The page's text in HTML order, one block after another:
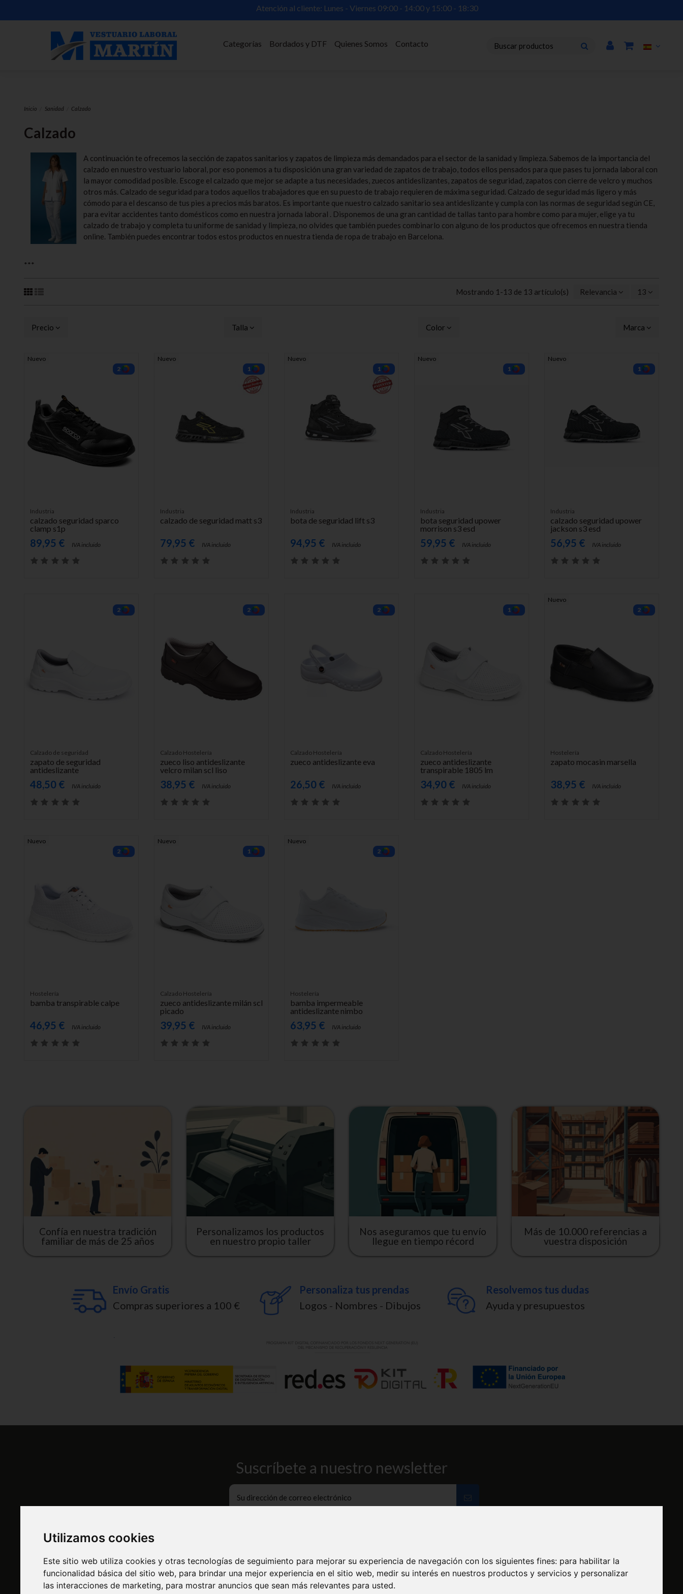
Utilizamos cookies
Este sitio web utiliza cookies y otras tecnologías de seguimiento para mejorar su experiencia de navegación con los siguientes fines: para habilitar la
funcionalidad básica del sitio web, para brindar una mejor experiencia en el sitio web, medir su interés en nuestros productos y servicios y personalizar
las interacciones de marketing, para mostrar anuncios que sean más relevantes para usted.
Contáctanos llamando al93 408 47 05
Categorías Bordados y DTF Quienes Somos Contacto
Inicio Sanidad Calzado
Calzado
A continuación te ofrecemos la sección de zapatos sanitarios y zapatos de limpieza más demandados para el sector de la sanidad y limpieza. Sabemos de la importancia del
calzado en nuestro vestuario laboral, por eso ponemos a tu disposición una gran variedad de zapatos de trabajo, todos ellos pensados para que pases tu jornada laboral con
la mayor comodidad posible. Escoge el calzado que mejor se adapte a tus necesidades, zuecos antideslizantes, zapatos de seguridad, zapatos con cierre de velcro y muchos
otros más. Calzado de seguridad para todos aquellos trabajadores que en su puesto de trabajo requieren de máxima seguridad. Calzado de seguridad más ligero y más
cómodo para el descanso de tus pies a precios más baratos. Es importante que nuestro calzado sanitario sea antideslizante y cumpla con las normas de seguridad según CE,
para evitar accidentes tanto domésticos como en nuestra jornada laboral . Disponemos de una gran cantidad de tallas tanto para hombre como para mujer, elige ya tu
calzado de trabajo y completa tu uniforme de sanidad y limpieza, no olvides que también puedes combinarlo con alguno de los productos que ofrecemos en nuestra tienda
online. También puedes encontrar todos estos productos en nuestra tienda de ropa de trabajo en Barcelona.
***
Mostrando 1-13 de 13 artículo(s) Relevancia 13
Precio Talla Color Marca
2
Nuevo
Industria
calzado seguridad sparco
clamp s1p
89,95 € IVA incluido
1
Nuevo
Industria
calzado de seguridad matt s3
79,95 € IVA incluido
1
Nuevo
Industria
bota de seguridad lift s3
94,95 € IVA incluido
1
Nuevo
Industria
bota seguridad upower
morrison s3 esd
59,95 € IVA incluido
1
Nuevo
Industria
calzado seguridad upower
jackson s3 esd
56,95 € IVA incluido
2
Calzado de seguridad
zapato de seguridad
antideslizante
48,50 € IVA incluido
2
Calzado Hostelería
zueco liso antideslizante
velcro milan scl liso
38,95 € IVA incluido
2
Calzado Hostelería
zueco antideslizante eva
26,50 € IVA incluido
1
Calzado Hostelería
zueco antideslizante
transpirable 1805 lm
34,90 € IVA incluido
2
Nuevo
Hostelería
zapato mocasin marsella
38,95 € IVA incluido
2
Nuevo
Hostelería
bamba transpirable calpe
46,95 € IVA incluido
1
Nuevo
Calzado Hostelería
zueco antideslizante milán scl
picado
39,95 € IVA incluido
2
Nuevo
Hostelería
bamba impermeable
antideslizante nimbo
63,95 € IVA incluido
Confía en nuestra tradición
familiar de más de 25 años
Personalizamos los productos
en nuestro propio taller
Nos aseguramos que tu envío
llegue en tiempo récord
Más de 10.000 referencias a
vuestra disposición
Envío Gratis
Compras superiores a 100 €
Personaliza tus prendas
Logos - Nombres - Dibujos
Resolvemos tus dudas
Ayuda y presupuestos
Suscríbete a nuestro newsletter
Información
Quienes Somos
Sitio Web
Comprar online
Mi cuenta
Iniciar Sesión
Contacto